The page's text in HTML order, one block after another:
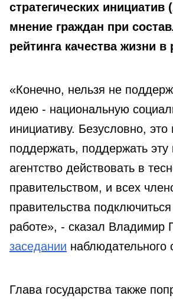
стратегических инициатив
мнение граждан при
рейтинга качества жизни в
«Конечно, нельзя не
идею - национальную
инициативу. Безусловно, это
поддержать, поддержать
агентство действовать в
правительством, и всех
правительства подключиться
работе», - сказал Владимир
заседании наблюдательного
Глава государства также